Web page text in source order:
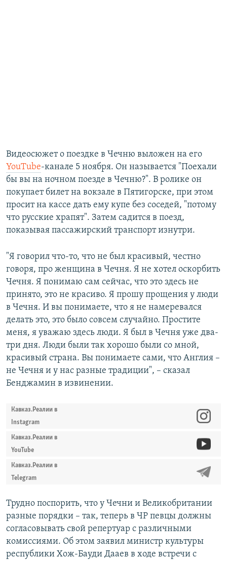
Видеосюжет о поездке в Чечню выложен на его
YouTube-канале 5 ноября. Он называется "Поехали
бы вы на ночном поезде в Чечню?". В ролике он
покупает билет на вокзале в Пятигорске, при этом
просит на кассе дать ему купе без соседей, "потому
что русские храпят". Затем садится в поезд,
показывая пассажирский транспорт изнутри.
"Я говорил что-то, что не был красивый, честно
говоря, про женщина в Чечня. Я не хотел оскорбить
Чечня. Я понимаю сам сейчас, что это здесь не
принято, это не красиво. Я прошу прощения у люди
в Чечня. И вы понимаете, что я не намеревался
делать это, это было совсем случайно. Простите
меня, я уважаю здесь люди. Я был в Чечня уже два-
три дня. Люди были так хорошо были со мной,
красивый страна. Вы понимаете сами, что Англия –
не Чечня и у нас разные традиции", – сказал
Бенджамин в извинении.
Кавказ.Реалии в
Instagram
Кавказ.Реалии в
YouTube
Кавказ.Реалии в
Telegram
Трудно поспорить, что у Чечни и Великобритании
разные порядки – так, теперь в ЧР певцы должны
согласовывать свой репертуар с различными
комиссиями. Об этом заявил министр культуры
республики Хож-Бауди Дааев в ходе встречи с